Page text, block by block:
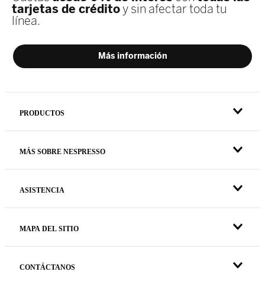
PRODUCTOS
MÁS SOBRE NESPRESSO
ASISTENCIA
MAPA DEL SITIO
CONTÁCTANOS